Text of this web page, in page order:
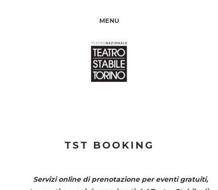
MENU
TST BOOKING
Servizi online di prenotazione per eventi gratuiti,